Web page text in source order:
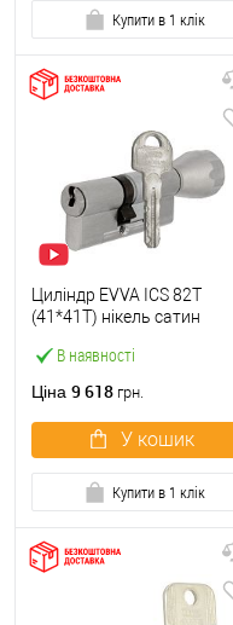
Купити в 1 клік
В наявності
Циліндр EVVA ICS 82T
(41*41T) нікель сатин
Ціна 9 618 грн.
У кошик
Купити в 1 клік